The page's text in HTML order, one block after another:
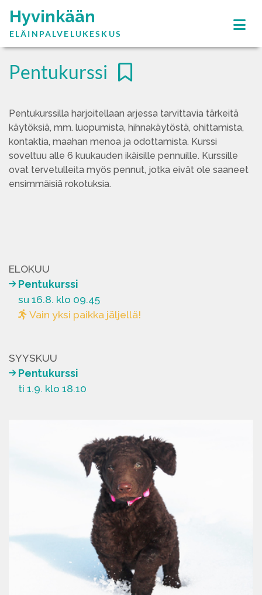
Hyvinkään
ELÄINPALVELUKESKUS
Pentukurssi
Pentukurssilla harjoitellaan arjessa tarvittavia tärkeitä
käytöksiä, mm. luopumista, hihnakäytöstä, ohittamista,
kontaktia, maahan menoa ja odottamista. Kurssi
soveltuu alle 6 kuukauden ikäisille pennuille. Kurssille
ovat tervetulleita myös pennut, jotka eivät ole saaneet
ensimmäisiä rokotuksia.
ELOKUU
Pentukurssi
su 16.8. klo 09.45
Vain yksi paikka jäljellä!
SYYSKUU
Pentukurssi
ti 1.9. klo 18.10